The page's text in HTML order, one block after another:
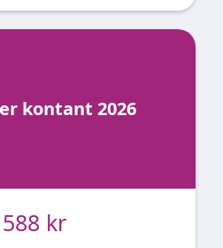
kontant 2026
kr